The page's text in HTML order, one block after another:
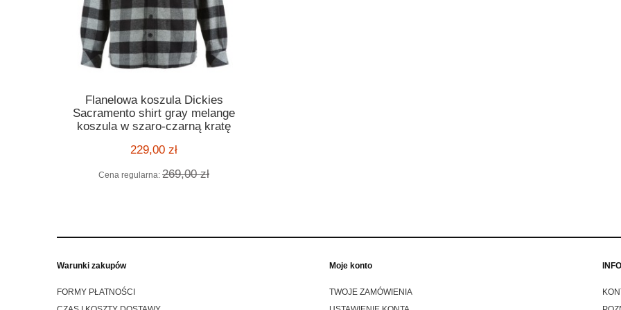
Flanelowa koszula Dickies
Sacramento shirt gray melange
koszula w szaro-czarną kratę
229,00 zł
Cena regularna: 269,00 zł
Warunki zakupów
FORMY PŁATNOŚCI
Moje konto
TWOJE ZAMÓWIENIA